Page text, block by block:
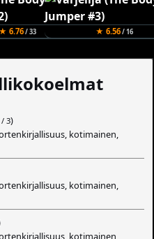
★ 6.76/ 33 ★ 6.56/ 16
/ 3)
kotimainen,
kotimainen,